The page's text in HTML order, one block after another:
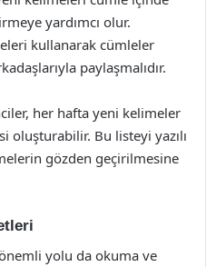
yardımcı olur.
kullanarak cümleler
paylaşmalıdır.
her hafta yeni kelimeler
Bu listeyi yazılı
gözden geçirilmesine
yolu da okuma ve